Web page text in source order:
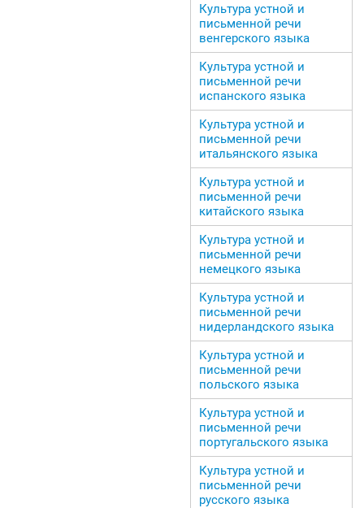
Культура устной и
письменной речи
венгерского языка
Культура устной и
письменной речи
испанского языка
Культура устной и
письменной речи
итальянского языка
Культура устной и
письменной речи
китайского языка
Культура устной и
письменной речи
немецкого языка
Культура устной и
письменной речи
нидерландского языка
Культура устной и
письменной речи
польского языка
Культура устной и
письменной речи
португальского языка
Культура устной и
письменной речи
русского языка